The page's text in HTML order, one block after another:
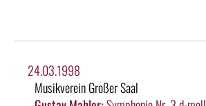
24.03.1998
Musikverein Großer Saal